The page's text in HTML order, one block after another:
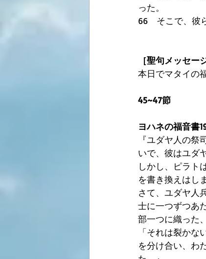
った。
66　そこで、彼
［聖句メッセー
本日でマタイの
45~47節
ヨハネの福音書
『ユダヤ人の
いで、彼はユダ
しかし、ピラト
を書き換えはし
さて、ユダヤ人
士に一つずつあ
部一つに織った
「それは裂か
を分け合い、わ